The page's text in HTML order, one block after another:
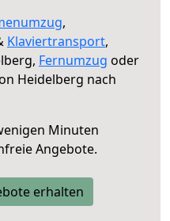
,
Klaviertransport,
Fernumzug oder
Heidelberg nach
Minuten
Angebote.
erhalten